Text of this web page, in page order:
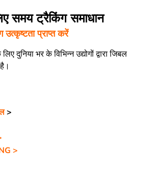
समय ट्रैकिंग समाधान
प्राप्त करें
दुनिया भर के विभिन्न उद्योगों द्वारा जिबल
>
>